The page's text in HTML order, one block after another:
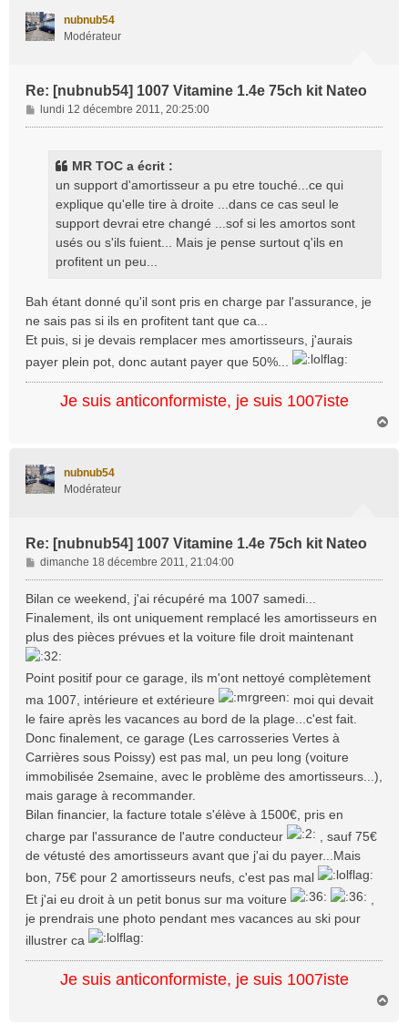
nubnub54
Modérateur
Re: [nubnub54] 1007 Vitamine 1.4e 75ch kit Nateo
M
e
lundi 12 décembre 2011, 20:25:00
MR TOC a écrit :
un support d'amortisseur a pu etre touché...ce qui
explique qu'elle tire à droite ...dans ce cas seul le
support devrai etre changé ...sof si les amortos sont
usés ou s'ils fuient... Mais je pense surtout q'ils en
profitent un peu...
Bah étant donné qu'il sont pris en charge par l'assurance, je
ne sais pas si ils en profitent tant que ca...
Et puis, si je devais remplacer mes amortisseurs, j'aurais
payer plein pot, donc autant payer que 50%...
Je suis anticonformiste, je suis 1007iste
nubnub54
Modérateur
Re: [nubnub54] 1007 Vitamine 1.4e 75ch kit Nateo
M
e
s
s
g
e
dimanche 18 décembre 2011, 21:04:00
Bilan ce weekend, j'ai récupéré ma 1007 samedi...
Finalement, ils ont uniquement remplacé les amortisseurs en
plus des pièces prévues et la voiture file droit maintenant
Point positif pour ce garage, ils m'ont nettoyé complètement
ma 1007, intérieure et extérieure
moi qui devait
le faire après les vacances au bord de la plage...c'est fait.
Donc finalement, ce garage (Les carrosseries Vertes à
Carrières sous Poissy) est pas mal, un peu long (voiture
immobilisée 2semaine, avec le problème des amortisseurs...),
mais garage à recommander.
Bilan financier, la facture totale s'élève à 1500€, pris en
charge par l'assurance de l'autre conducteur
, sauf 75€
de vétusté des amortisseurs avant que j'ai du payer...Mais
bon, 75€ pour 2 amortisseurs neufs, c'est pas mal
Et j'ai eu droit à un petit bonus sur ma voiture
je prendrais une photo pendant mes vacances au ski pour
illustrer ca
Je suis anticonformiste, je suis 1007iste